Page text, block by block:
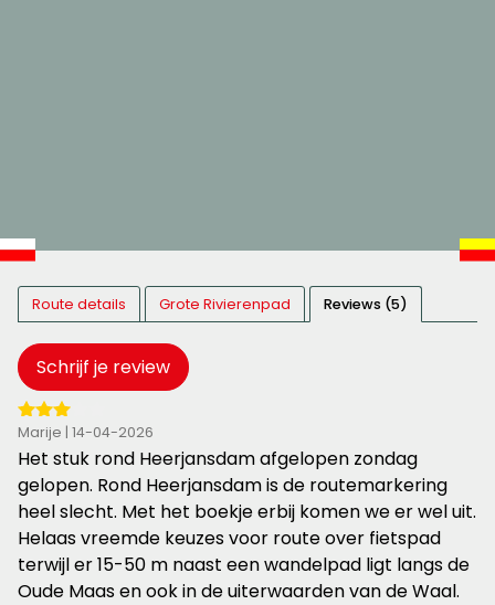
Route details Grote Rivierenpad Reviews (5)
Schrijf je review
3
van
de
5
sterren
Marije | 14-04-2026
Het stuk rond Heerjansdam afgelopen zondag
gelopen. Rond Heerjansdam is de routemarkering
heel slecht. Met het boekje erbij komen we er wel uit.
Helaas vreemde keuzes voor route over fietspad
terwijl er 15-50 m naast een wandelpad ligt langs de
Oude Maas en ook in de uiterwaarden van de Waal.